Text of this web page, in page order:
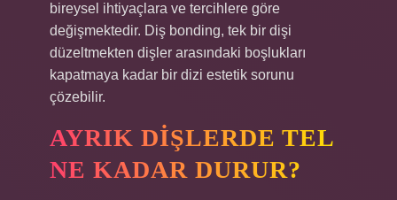
bireysel ihtiyaçlara ve tercihlere göre
değişmektedir. Diş bonding, tek bir dişi
düzeltmekten dişler arasındaki boşlukları
kapatmaya kadar bir dizi estetik sorunu
çözebilir.
AYRIK DIŞLERDE TEL
NE KADAR DURUR?